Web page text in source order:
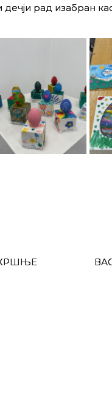
дечји рад изабран